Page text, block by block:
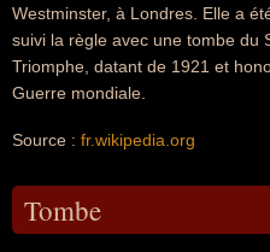
Westminster, à Londres. Elle a
suivi la règle avec une tombe du
Triomphe, datant de 1921 et
Guerre mondiale.
Source : fr.wikipedia.org
Tombe